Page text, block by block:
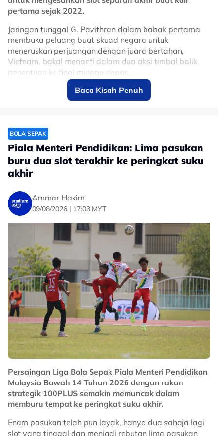
pertama sejak 2022.
Jaringan tunggal G. Pavithran dalam babak pertama
membuka peluang buat skuad negara untuk
meneruskan perjuangan dengan juara bertahan,
Vietnam, bakal menanti dalam dua aksi timbal balik
penentuan ke final minggu depan.
Bagi ketua jurulatih interim Harimau Malaya, Tan
Cheng Hoe, peluang layak ke separuh akhir kejohanan
masalah pelepasan pemain menjelang kejohanan itu.
"Memang dari awal kita semua tahu perjalanan
pasukan kurang lancar tetapi disebabkan keinginan
pemain dan kepercayaan sesama mereka sebagai satu
memberikan tunjuk ajar kepada pemain, akhirnya kita
layak ke separuh akhir," katanya seperti dilaporkan
wartawan Astro Arena, Kamal Nizam.
"Mungkin pada awalnya tiada sesiapa menjangkakan
kami akan layak ke separuh akhir, jadi sebagai
jurulatih, saya berterima kasih kepada semua barisan
kejurulatihan dan pemain yang telah memberikan
keyakinan kepada pasukan."
No node context available.
Related Topics
#bola sepak #Piala Hyundai ASEAN
#Harimau Malaya
#Tan Cheng Hoe
Baca Kisah Penuh
BOLA SEPAK
Piala Menteri Pendidikan: Lima pasukan
buru dua slot terakhir ke peringkat suku
akhir
Ammar Hakim
09/08/2026 | 17:03 MYT
Persaingan Liga Bola Sepak Piala Menteri Pendidikan
Malaysia Bawah 14 Tahun 2026 dengan rakan
strategik 100PLUS semakin memuncak dalam
memburu tempat ke peringkat suku akhir.
Enam pasukan telah pun layak, hanya dua sahaja lagi
slot yang tinggal dan menjadi rebutan lima pasukan